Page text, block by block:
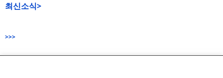
최신소식>
>>>